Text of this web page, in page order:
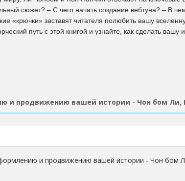
сюжет? – С чего начать создание вебтуна? – В
«крючки» заставят читателя полюбить вашу
путь с этой книгой и узнайте, как сделать вашу
и продвижению вашей истории - Чон бом Ли,
и продвижению вашей истории - Чон бом